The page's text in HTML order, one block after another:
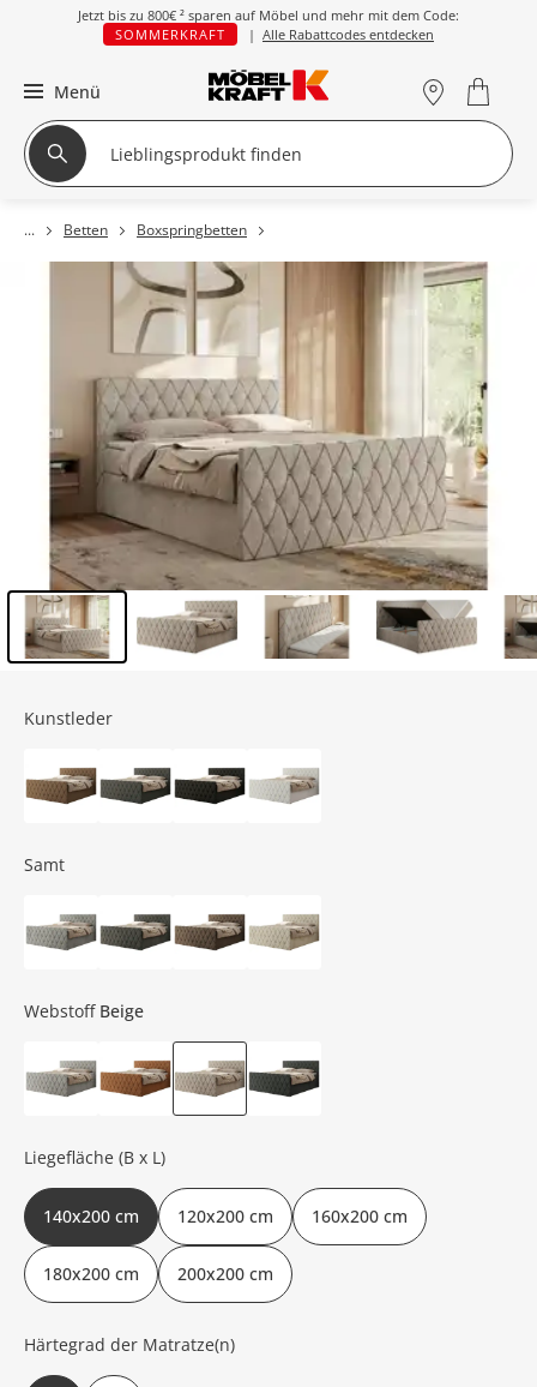
Jetzt bis zu 800€ ² sparen auf Möbel und mehr mit dem Code:
SOMMERKRAFT
| Alle Rabattcodes entdecken
Menü
Betten Boxspringbetten
Kunstleder
Samt
Webstoff Beige
Liegefläche (B x L)
140x200 cm 120x200 cm 160x200 cm
180x200 cm 200x200 cm
Härtegrad der Matratze(n)